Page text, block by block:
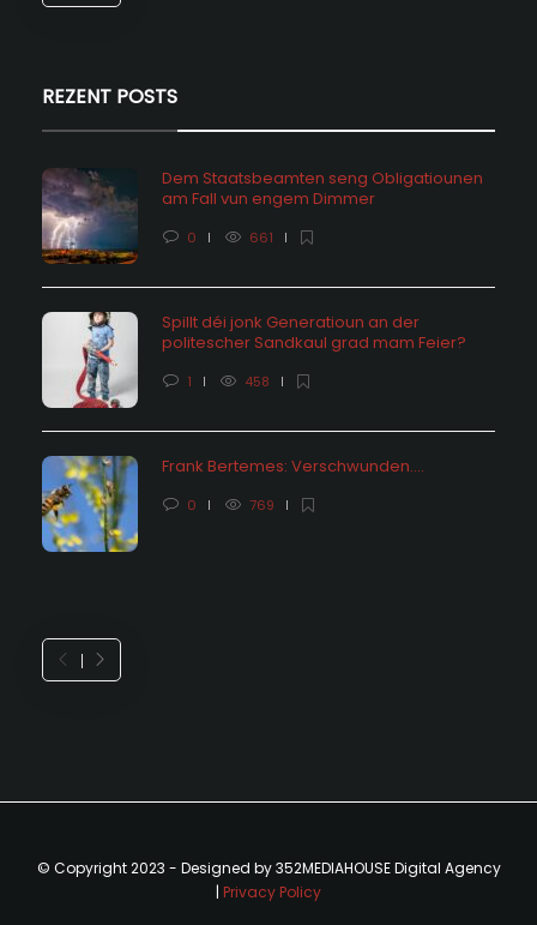
REZENT POSTS
Dem Staatsbeamten seng Obligatiounen
am Fall vun engem Dimmer
0 661
Spillt déi jonk Generatioun an der
politescher Sandkaul grad mam Feier?
1 458
Frank Bertemes: Verschwunden….
0 769
© Copyright 2023 - Designed by 352MEDIAHOUSE Digital Agency
| Privacy Policy